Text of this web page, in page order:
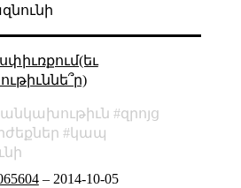
անկախութիւն
զրոյց
կապ
– 2014-10-05